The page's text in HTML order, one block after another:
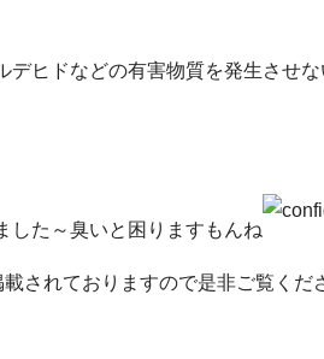
デヒドなどの有害物質を発生させな
した～臭いと困りますもんね
されておりますので是非ご覧くだ